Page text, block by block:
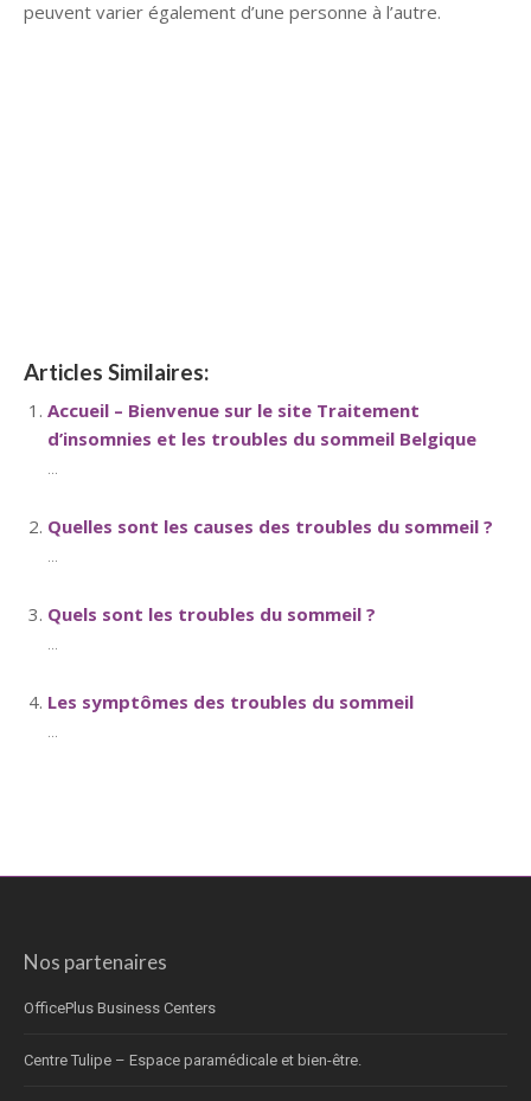
peuvent varier également d’une personne à l’autre.
Articles Similaires:
Accueil – Bienvenue sur le site Traitement
d’insomnies et les troubles du sommeil Belgique
Quelles sont les causes des troubles du sommeil ?
Quels sont les troubles du sommeil ?
Les symptômes des troubles du sommeil
Nos partenaires
OfficePlus Business Centers
Centre Tulipe – Espace paramédicale et bien-être.